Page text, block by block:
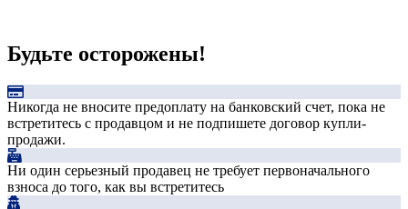
Будьте осторожены!
Никогда не вносите предоплату на банковский счет, пока не
встретитесь с продавцом и не подпишете договор купли-
продажи.
Ни один серьезный продавец не требует первоначального
взноса до того, как вы встретитесь